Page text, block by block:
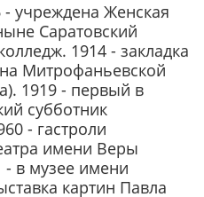
учреждена Женская
Саратовский
1914 - закладка
Митрофаньевской
1919 - первый в
субботник
- гастроли
имени Веры
- в музее имени
картин Павла